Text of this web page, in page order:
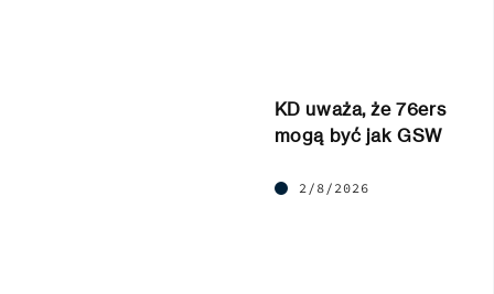
KD uważa, że 76ers
mogą być jak GSW
2/8/2026